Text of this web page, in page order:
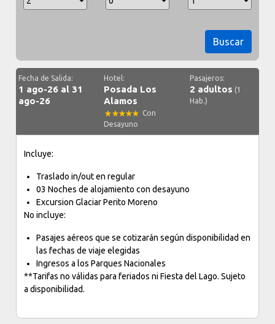
Buscar
Fecha de Salida:
1 ago-26 al 31
ago-26
Hotel:
Posada Los
Alamos
Con
Desayuno
Pasajeros:
2 adultos (1
Hab.)
Incluye:
Traslado in/out en regular
03 Noches de alojamiento con desayuno
Excursion Glaciar Perito Moreno
No incluye:
Pasajes aéreos que se cotizarán según disponibilidad en
las fechas de viaje elegidas
Ingresos a los Parques Nacionales
**Tarifas no válidas para feriados ni Fiesta del Lago. Sujeto
a disponibilidad.